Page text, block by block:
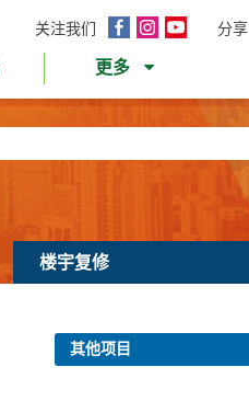
关注我们
面
InstagramYouTube分享
更多
楼宇复修
其他项目